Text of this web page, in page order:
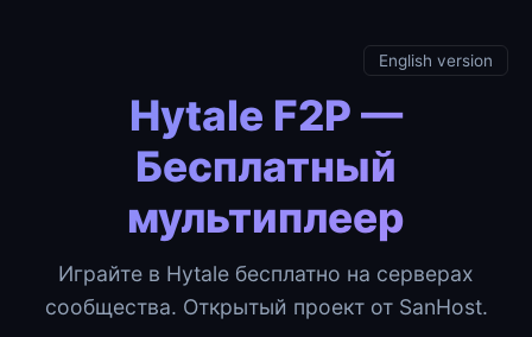
English version
Hytale F2P —
Бесплатный
мультиплеер
Играйте в Hytale бесплатно на серверах
сообщества. Открытый проект от SanHost.